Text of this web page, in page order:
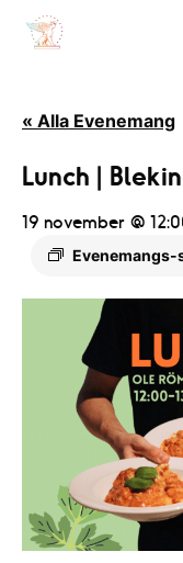
« Alla Evenemang
Lunch |
19 november @
Evenemangs-